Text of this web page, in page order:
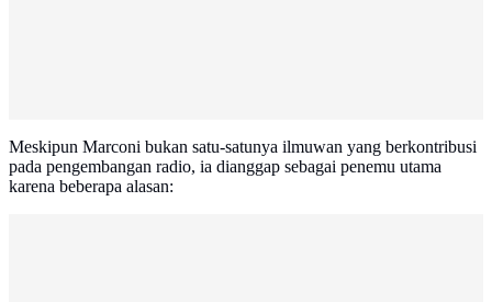
Meskipun Marconi bukan satu-satunya ilmuwan yang berkontribusi
pada pengembangan radio, ia dianggap sebagai penemu utama
karena beberapa alasan: